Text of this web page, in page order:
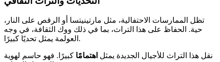
تظل الممارسات الاحتفالية، مثل مارتينيتسا أو الرقص على النار،
حية. الحفاظ على هذا التراث، بما في ذلك ووك الثقافة، في وجه
العولمة يمثل تحديًا كبيرًا.
نقل هذا التراث للأجيال الجديدة يمثل اهتمامًا كبيرًا. فهو حاسم لهوية